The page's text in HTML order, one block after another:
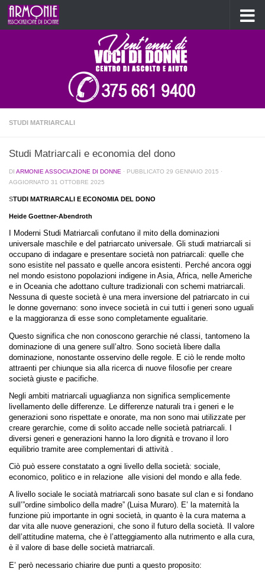
Salta al contenuto
STUDI MATRIARCALI
Studi Matriarcali e economia del dono
DI ARMONIE ASSOCIAZIONE DI DONNE · PUBBLICATO 29 GENNAIO 2015 ·
AGGIORNATO 31 OTTOBRE 2025
STUDI MATRIARCALI E ECONOMIA DEL DONO
Heide Goettner-Abendroth
I Moderni Studi Matriarcali confutano il mito della dominazioni
universale maschile e del patriarcato universale. Gli studi matriarcali si
occupano di indagare e presentare società non patriarcali: quelle che
sono esistite nel passato e quelle ancora esistenti. Perché ancora oggi
nel mondo esistono popolazioni indigene in Asia, Africa, nelle Americhe
e in Oceania che adottano culture tradizionali con schemi matriarcali.
Nessuna di queste società è una mera inversione del patriarcato in cui
le donne governano: sono invece società in cui tutti i generi sono uguali
e la maggioranza di esse sono completamente egualitarie.
Questo significa che non conoscono gerarchie né classi, tantomeno la
dominazione di una genere sull’altro. Sono società libere dalla
dominazione, nonostante osservino delle regole. E ciò le rende molto
attraenti per chiunque sia alla ricerca di nuove filosofie per creare
società giuste e pacifiche.
Negli ambiti matriarcali uguaglianza non significa semplicemente
livellamento delle differenze. Le differenze naturali tra i generi e le
generazioni sono rispettate e onorate, ma non sono mai utilizzate per
creare gerarchie, come di solito accade nelle società patriarcali. I
diversi generi e generazioni hanno la loro dignità e trovano il loro
equilibrio tramite aree complementari di attività .
Ciò può essere constatato a ogni livello della società: sociale,
economico, politico e in relazione alle visioni del mondo e alla fede.
A livello sociale le sociatà matriarcali sono basate sul clan e si fondano
sull’”ordine simbolico della madre” (Luisa Muraro). E’ la maternità la
funzione più importante in ogni società, in quanto è la cura materna a
dar vita alle nuove generazioni, che sono il futuro della società. Il valore
dell’attitudine materna, che è l’atteggiamento alla nutrimento e alla cura,
è il valore di base delle società matriarcali.
E’ però necessario chiarire due punti a questo proposito: